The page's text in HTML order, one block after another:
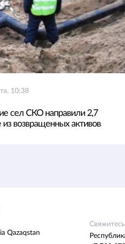
10:38
сел СКО направили 2,7
возвращенных активов
Qazaqstan